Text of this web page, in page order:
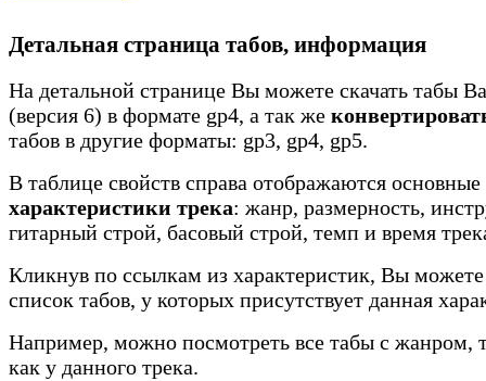
Детальная страница табов, информация
На детальной странице Вы можете скачать табы
(версия 6) в формате gp4, а так же
табов в другие форматы: gp3, gp4, gp5.
В таблице свойств справа отображаются основные
характеристики трека: жанр, размерность,
гитарный строй, басовый строй, темп и время
Кликнув по ссылкам из характеристик, Вы
список табов, у которых присутствует данная
Например, можно посмотреть все табы с жанром,
как у данного трека.